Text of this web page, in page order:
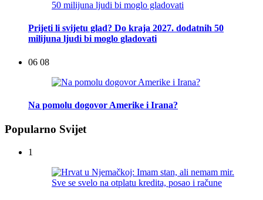
Prijeti li svijetu glad? Do kraja 2027. dodatnih 50
milijuna ljudi bi moglo gladovati
06 08
Na pomolu dogovor Amerike i Irana?
Popularno Svijet
1